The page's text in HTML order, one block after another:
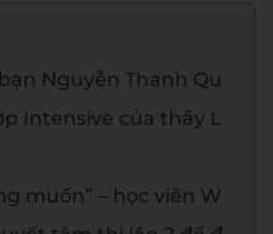
Nguyễn Thanh Qu
Intensive của thầy L
muốn” – học viên W